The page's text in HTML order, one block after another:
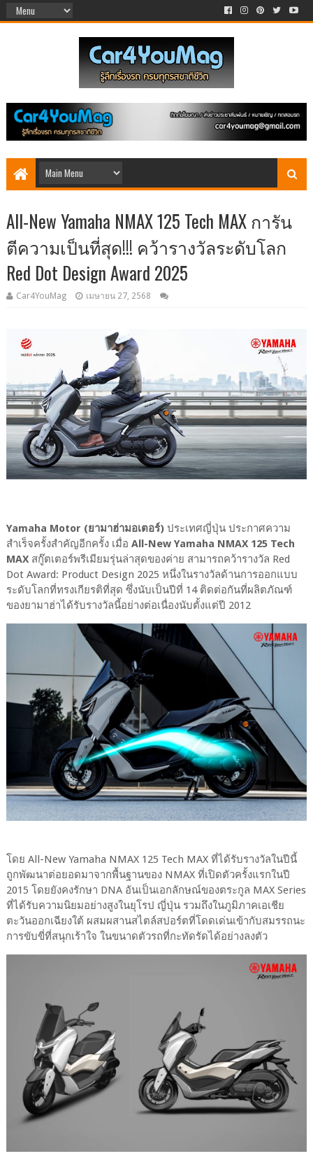
All-New Yamaha NMAX 125 Tech MAX การัน
ตีความเป็นที่สุด!!! คว้ารางวัลระดับโลก
Red Dot Design Award 2025
Car4YouMag เมษายน 27, 2568
Yamaha Motor (ยามาฮ่ามอเตอร์)ประเทศญี่ปุ่น ประกาศความ
สำเร็จครั้งสำคัญอีกครั้ง เมื่อ All-New Yamaha NMAX 125 Tech
MAXสกู๊ตเตอร์พรีเมียมรุ่นล่าสุดของค่าย สามารถคว้ารางวัล Red
Dot Award: Product Design 2025 หนึ่งในรางวัลด้านการออกแบบ
ระดับโลกที่ทรงเกียรติที่สุด ซึ่งนับเป็นปีที่ 14 ติดต่อกันที่ผลิตภัณฑ์
ของยามาฮ่าได้รับรางวัลนี้อย่างต่อเนื่องนับตั้งแต่ปี 2012
โดย All-New Yamaha NMAX 125 Tech MAX ที่ได้รับรางวัลในปีนี้
ถูกพัฒนาต่อยอดมาจากพื้นฐานของ NMAX ที่เปิดตัวครั้งแรกในปี
2015 โดยยังคงรักษา DNA อันเป็นเอกลักษณ์ของตระกูล MAX Series
ที่ได้รับความนิยมอย่างสูงในยุโรป ญี่ปุ่น รวมถึงในภูมิภาคเอเชีย
ตะวันออกเฉียงใต้ ผสมผสานสไตล์สปอร์ตที่โดดเด่นเข้ากับสมรรถนะ
การขับขี่ที่สนุกเร้าใจ ในขนาดตัวรถที่กะทัดรัดได้อย่างลงตัว